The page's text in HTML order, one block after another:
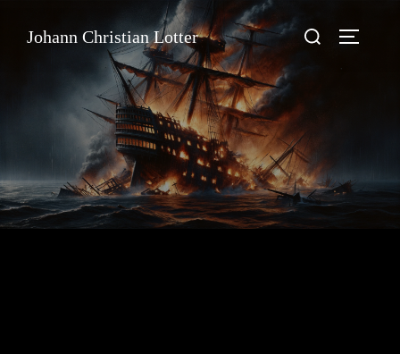
InhaltJohann Christian Lotter
Suchen